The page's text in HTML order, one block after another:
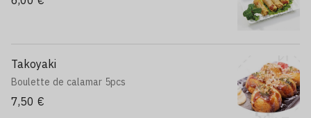
Takoyaki
Boulette de calamar 5pcs
7,50 €